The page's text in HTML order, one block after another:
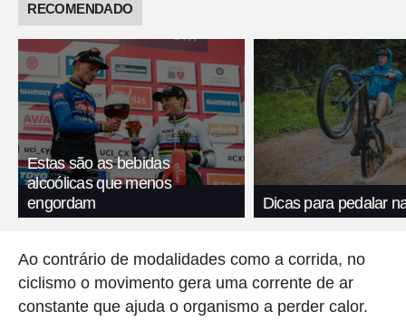
RECOMENDADO
Estas são as bebidas
alcoólicas que menos
engordam
Dicas para pedalar
Ao contrário de modalidades como a corrida, no
ciclismo o movimento gera uma corrente de ar
constante que ajuda o organismo a perder calor.